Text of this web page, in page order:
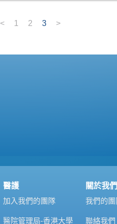
< 1 2 3 >
醫護
加入我們的團隊
醫院管理局-香港大學
關於我們
我們的團
聯絡我們